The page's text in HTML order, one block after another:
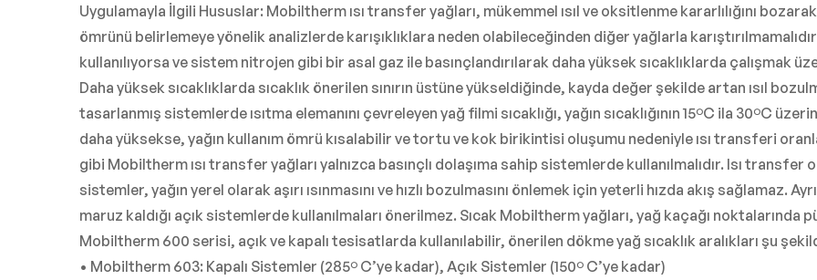
Uygulamayla İlgili Hususlar: Mobiltherm ısı transfer yağları, mükemmel ısıl ve oksitlenme kararlılığını
ömrünü belirlemeye yönelik analizlerde karışıklıklara neden olabileceğinden diğer yağlarla
kullanılıyorsa ve sistem nitrojen gibi bir asal gaz ile basınçlandırılarak daha yüksek sıcaklıklarda çalışmak
Daha yüksek sıcaklıklarda sıcaklık önerilen sınırın üstüne yükseldiğinde, kayda değer şekilde artan ısıl
tasarlanmış sistemlerde ısıtma elemanını çevreleyen yağ filmi sıcaklığı, yağın sıcaklığının 15ºC ila 30ºC
daha yüksekse, yağın kullanım ömrü kısalabilir ve tortu ve kok birikintisi oluşumu nedeniyle ısı transferi
gibi Mobiltherm ısı transfer yağları yalnızca basınçlı dolaşıma sahip sistemlerde kullanılmalıdır. Isı transfer
sistemler, yağın yerel olarak aşırı ısınmasını ve hızlı bozulmasını önlemek için yeterli hızda akış sağlamaz.
maruz kaldığı açık sistemlerde kullanılmaları önerilmez. Sıcak Mobiltherm yağları, yağ kaçağı noktalarında
Mobiltherm 600 serisi, açık ve kapalı tesisatlarda kullanılabilir, önerilen dökme yağ sıcaklık aralıkları şu
• Mobiltherm 603: Kapalı Sistemler (285º C’ye kadar), Açık Sistemler (150º C’ye kadar)